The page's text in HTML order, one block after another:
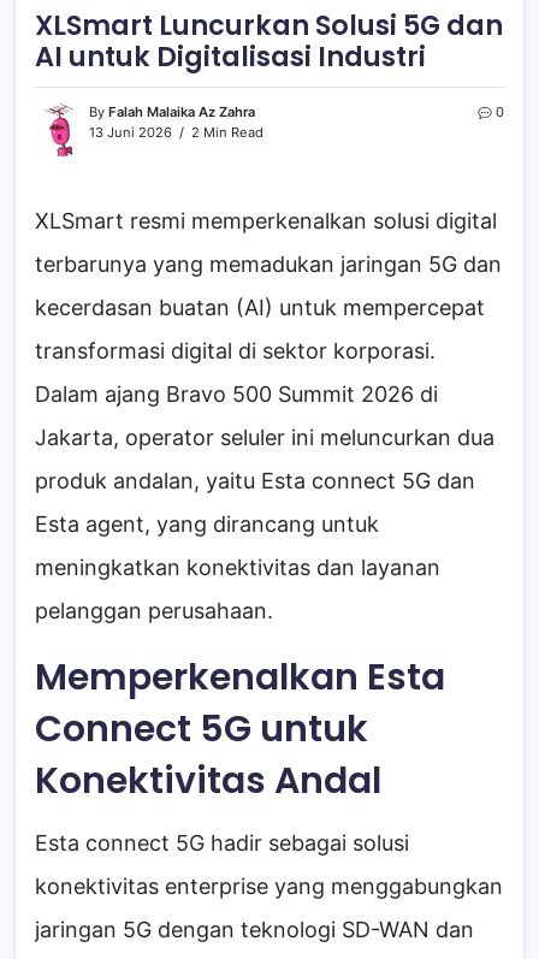
XLSmart Luncurkan Solusi 5G dan
AI untuk Digitalisasi Industri
By Falah Malaika Az Zahra
13 Juni 2026
2 Min Read
0
XLSmart resmi memperkenalkan solusi digital
terbarunya yang memadukan jaringan 5G dan
kecerdasan buatan (AI) untuk mempercepat
transformasi digital di sektor korporasi.
Dalam ajang Bravo 500 Summit 2026 di
Jakarta, operator seluler ini meluncurkan dua
produk andalan, yaitu Esta connect 5G dan
Esta agent, yang dirancang untuk
meningkatkan konektivitas dan layanan
pelanggan perusahaan.
Memperkenalkan Esta
Connect 5G untuk
Konektivitas Andal
Esta connect 5G hadir sebagai solusi
konektivitas enterprise yang menggabungkan
jaringan 5G dengan teknologi SD-WAN dan